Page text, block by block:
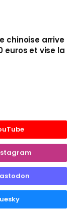
chinoise arrive
euros et vise la